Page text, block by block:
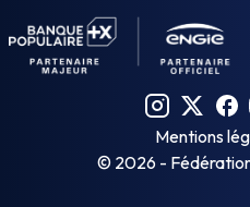
Mentions
© 2026 -